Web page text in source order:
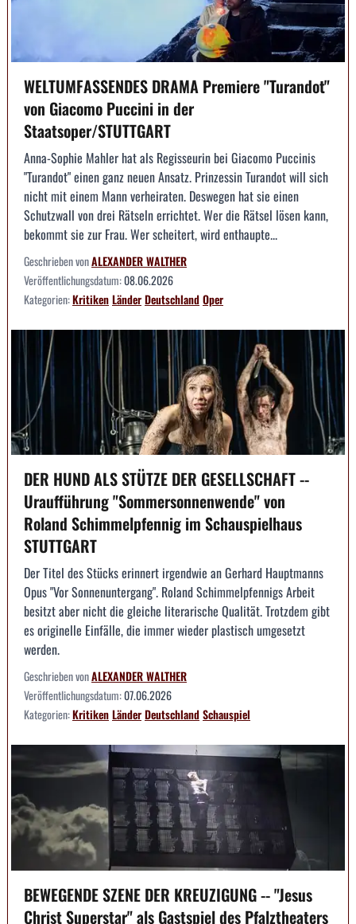
WELTUMFASSENDES DRAMA Premiere "Turandot"
von Giacomo Puccini in der
Staatsoper/STUTTGART
Anna-Sophie Mahler hat als Regisseurin bei Giacomo Puccinis
"Turandot" einen ganz neuen Ansatz. Prinzessin Turandot will sich
nicht mit einem Mann verheiraten. Deswegen hat sie einen
Schutzwall von drei Rätseln errichtet. Wer die Rätsel lösen kann,
bekommt sie zur Frau. Wer scheitert, wird enthaupte...
Geschrieben vonALEXANDER WALTHER
Veröffentlichungsdatum:08.06.2026
Kategorien:KritikenLänderDeutschlandOper
DER HUND ALS STÜTZE DER GESELLSCHAFT --
Uraufführung "Sommersonnenwende" von
Roland Schimmelpfennig im Schauspielhaus
STUTTGART
Der Titel des Stücks erinnert irgendwie an Gerhard Hauptmanns
Opus "Vor Sonnenuntergang". Roland Schimmelpfennigs Arbeit
besitzt aber nicht die gleiche literarische Qualität. Trotzdem gibt
es originelle Einfälle, die immer wieder plastisch umgesetzt
werden.
Geschrieben vonALEXANDER WALTHER
Veröffentlichungsdatum:07.06.2026
Kategorien:KritikenLänderDeutschlandSchauspiel
BEWEGENDE SZENE DER KREUZIGUNG -- "Jesus
Christ Superstar" als Gastspiel des Pfalztheaters